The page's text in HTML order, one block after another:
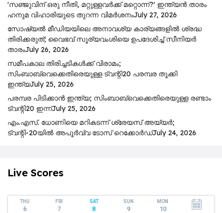
'സഞ്ജുവിന് ഒരു നീതി, മറ്റുള്ളവർക്ക് മറ്റൊന്ന്?' ഇന്ത്യൻ താരം
ഹനുമ വിഹാരിയുടെ തുറന്ന വിമർശനംJuly 27, 2026
സോഷ്യൽ മീഡിയയിലെ അനാവശ്യ കാര്യങ്ങളിൽ ശ്രദ്ധ
തിരിക്കരുത്; വൈഭവ് സൂര്യവംശിയെ ഉപദേശിച്ച് സീനിയർ
താരംJuly 26, 2026
സമീപകാല തിരിച്ചടികൾക്ക് വിരാമം;
സിംബാബ്‌വെക്കെതിരെയുള്ള ട്വന്റി20 പരമ്പര തൂക്കി
ഇന്ത്യJuly 25, 2026
പ​ര​മ്പ​ര പി​ടി​ക്കാ​ൻ ഇ​ന്ത്യ; സിം​ബാ​ബ്​‍വെക്കെതിരെയുള്ള ര​ണ്ടാം
ട്വ​ന്റി20 ഇ​ന്ന്July 25, 2026
എം.എസ്. ധോണിയെ മറികടന്ന് ശ്രേയസ് അയ്യർ;
ട്വന്റി-20യിൽ അപൂർവ്വ ടോസ് റെക്കോർഡ്July 24, 2026
Live Scores
THU
6
FRI
7
SAT
8
SUN
9
MON
10